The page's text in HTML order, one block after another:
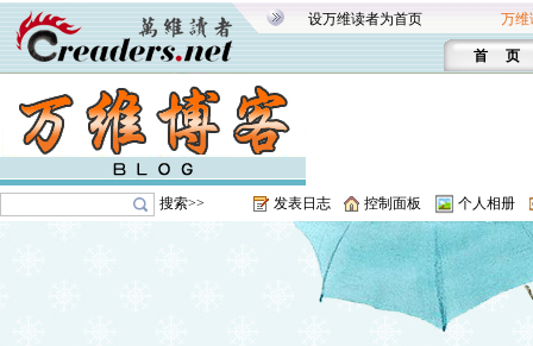
设万维读者为首页 万维
首 页
搜索>> 发表日志 控制面板 个人相册